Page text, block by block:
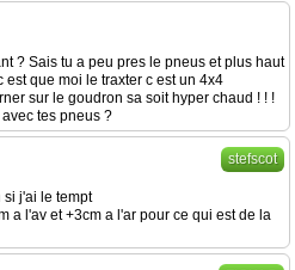
? Sais tu a peu pres le pneus et plus haut
que moi le traxter c est un 4x4
sur le goudron sa soit hyper chaud ! ! !
tes pneus ?
stefscot
j'ai le tempt
a l'av et +3cm a l'ar pour ce qui est de la